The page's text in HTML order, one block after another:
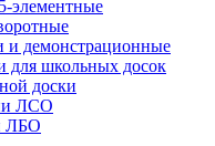
элементные
демонстрационные
для школьных досок
доски
ЛСО
ЛБО